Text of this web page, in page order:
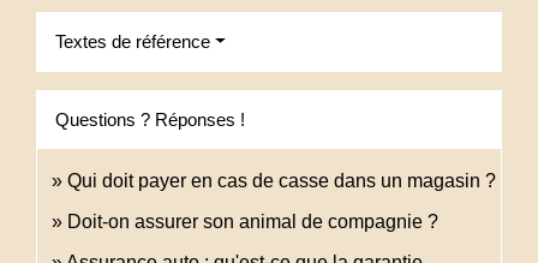
Textes de référence
Questions ? Réponses !
Qui doit payer en cas de casse dans un magasin ?
Doit-on assurer son animal de compagnie ?